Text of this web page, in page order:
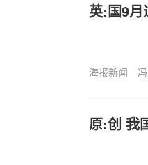
英:国9月
海报新闻
原:创 我